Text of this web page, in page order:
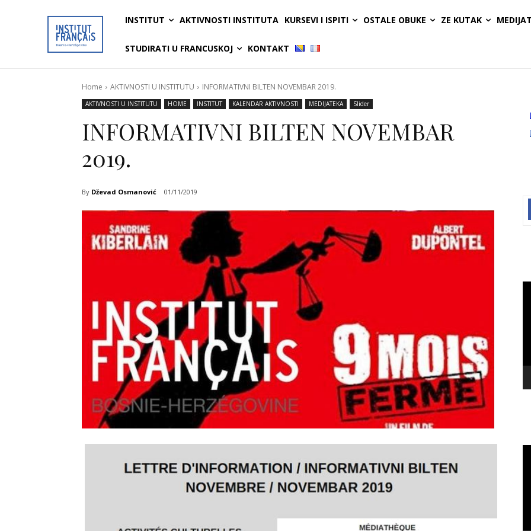
INSTITUT AKTIVNOSTI INSTITUTA KURSEVI I ISPITI OSTALE OBUKE ZE KUTAK
STUDIRATI U FRANCUSKOJ KONTAKT
Home AKTIVNOSTI U INSTITUTU INFORMATIVNI BILTEN NOVEMBAR 2019.
AKTIVNOSTI U INSTITUTU HOME INSTITUT KALENDAR AKTIVNOSTI MEDIJATEKA Slider
INFORMATIVNI BILTEN NOVEMBAR
2019.
By Dževad Osmanović 01/11/2019